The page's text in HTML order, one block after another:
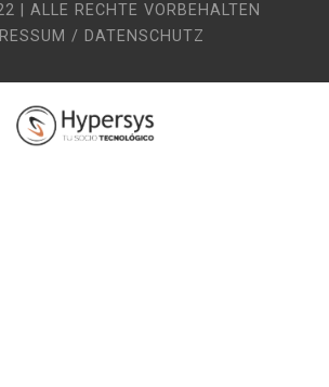
| ALLE RECHTE VORBEHALTEN
/ DATENSCHUTZ